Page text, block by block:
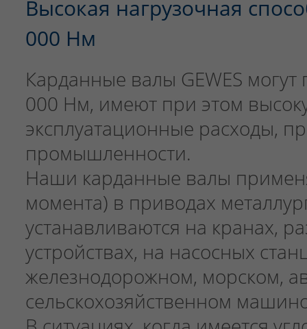
Высокая нагрузочная
000 Нм
Карданные валы GEWES
000 Нм, имеют при этом
эксплуатационные расходы,
промышленности.
Наши карданные валы
момента) в приводах
устанавливаются на кранах,
устройствах, на насосных
железнодорожном, морском,
сельскохозяйственном